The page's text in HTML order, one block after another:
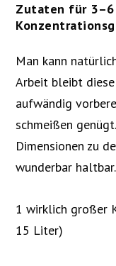
Zutaten für
Man kann
Arbeit bleibt
aufwändig
schmeißen
Dimensionen zu
wunderbar haltbar.
1 wirklich großer
15 Liter)